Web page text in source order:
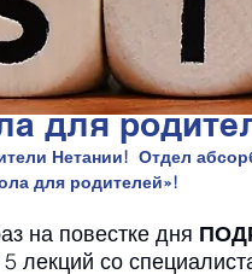
для
Нетании!  Отдел
для родителей»!
на повестке дня
лекций со